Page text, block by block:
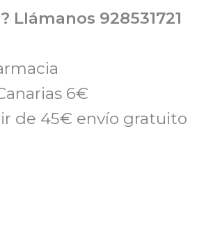
Llámanos 928531721
6€
de 45€ envío gratuito